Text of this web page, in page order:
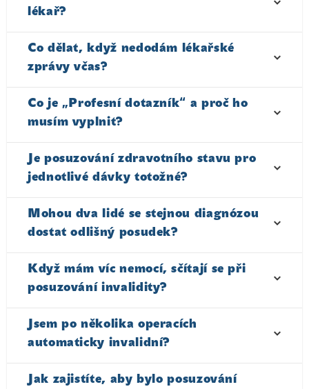
lékař?
Co dělat, když nedodám lékařské
zprávy včas?
Co je „Profesní dotazník“ a proč ho
musím vyplnit?
Je posuzování zdravotního stavu pro
jednotlivé dávky totožné?
Mohou dva lidé se stejnou diagnózou
dostat odlišný posudek?
Když mám víc nemocí, sčítají se při
posuzování invalidity?
Jsem po několika operacích
automaticky invalidní?
Jak zajistíte, aby bylo posuzování